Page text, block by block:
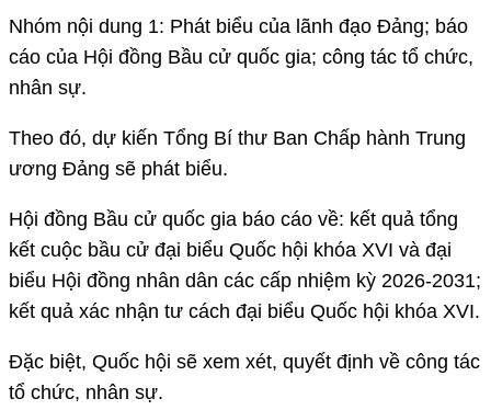
Nhóm nội dung 1: Phát biểu của lãnh đạo Đảng; báo
cáo của Hội đồng Bầu cử quốc gia; công tác tổ chức,
nhân sự.
Theo đó, dự kiến Tổng Bí thư Ban Chấp hành Trung
ương Đảng sẽ phát biểu.
Hội đồng Bầu cử quốc gia báo cáo về: kết quả tổng
kết cuộc bầu cử đại biểu Quốc hội khóa XVI và đại
biểu Hội đồng nhân dân các cấp nhiệm kỳ 2026-2031;
kết quả xác nhận tư cách đại biểu Quốc hội khóa XVI.
Đặc biệt, Quốc hội sẽ xem xét, quyết định về công tác
tổ chức, nhân sự.